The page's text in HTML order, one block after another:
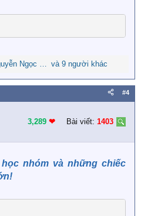
Ngọc Nguyên ,Mạnh Thăng
và 9 người khác
#4
3,289 ❤︎ Bài viết: 1403
nhóm và những chiếc